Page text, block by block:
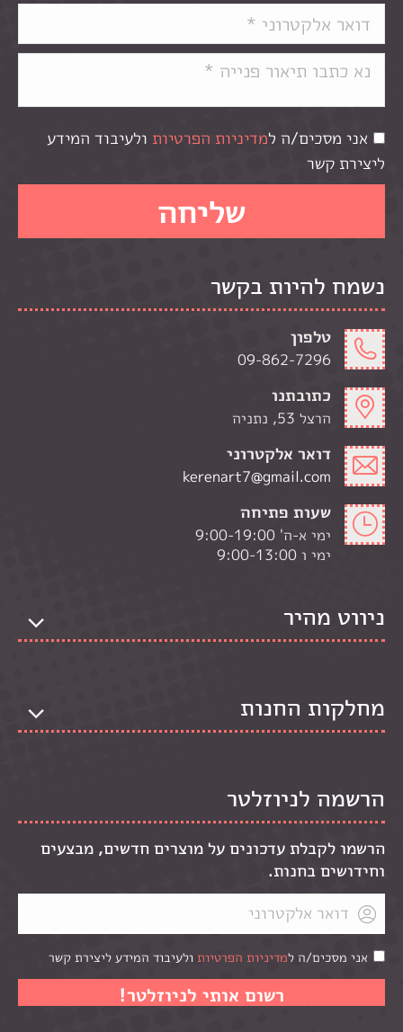
אני מסכים/ה למדיניות הפרטיות ולעיבוד המידע
ליצירת קשר
נשמח להיות בקשר
טלפון
09-862-7296
כתובתנו
הרצל 53, נתניה
דואר אלקטרוני
kerenart7@gmail.com
שעות פתיחה
ימי א-ה' 9:00-19:00
ימי ו 9:00-13:00
ניווט מהיר
מחלקות החנות
הרשמה לניוזלטר
הרשמו לקבלת עדכונים על מוצרים חדשים, מבצעים
וחידושים בחנות.
אני מסכים/ה למדיניות הפרטיות ולעיבוד המידע ליצירת קשר